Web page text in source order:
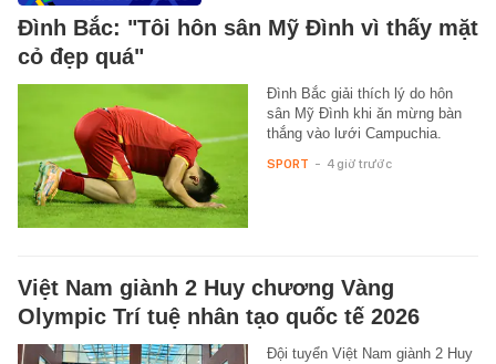
Đình Bắc: "Tôi hôn sân Mỹ Đình vì thấy mặt
cỏ đẹp quá"
Đình Bắc giải thích lý do hôn
sân Mỹ Đình khi ăn mừng bàn
thắng vào lưới Campuchia.
SPORT - 4 giờ trước
Việt Nam giành 2 Huy chương Vàng
Olympic Trí tuệ nhân tạo quốc tế 2026
Đội tuyển Việt Nam giành 2 Huy